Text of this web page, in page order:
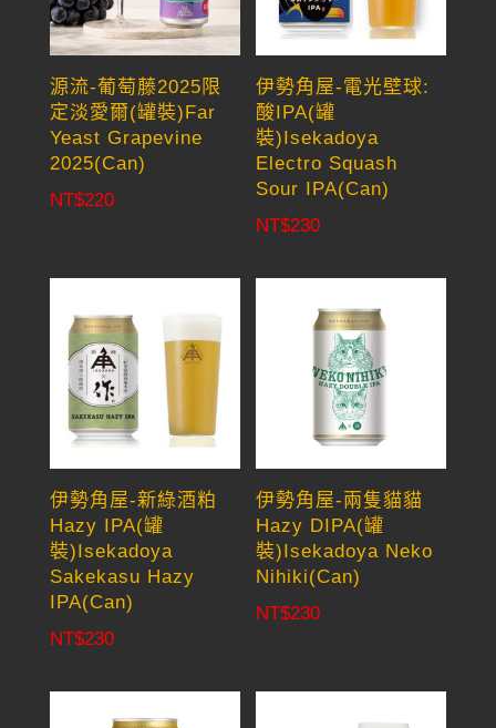
源流-葡萄藤2025限
定淡愛爾(罐裝)Far
Yeast Grapevine
2025(Can)
NT$220
伊勢角屋-電光壁球:
酸IPA(罐
裝)Isekadoya
Electro Squash
Sour IPA(Can)
NT$230
伊勢角屋-新綠酒粕
Hazy IPA(罐
裝)Isekadoya
Sakekasu Hazy
IPA(Can)
NT$230
伊勢角屋-兩隻貓貓
Hazy DIPA(罐
裝)Isekadoya Neko
Nihiki(Can)
NT$230